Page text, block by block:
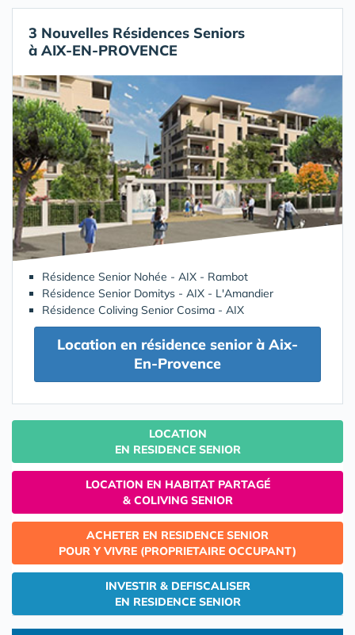
3 Nouvelles Résidences Seniors
à AIX-EN-PROVENCE
Résidence Senior Nohée - AIX - Rambot
Résidence Senior Domitys - AIX - L'Amandier
Résidence Coliving Senior Cosima - AIX
Location en résidence senior à Aix-
En-Provence
LOCATION
EN RESIDENCE SENIOR
LOCATION EN HABITAT PARTAGÉ
& COLIVING SENIOR
ACHETER EN RESIDENCE SENIOR
POUR Y VIVRE (PROPRIETAIRE OCCUPANT)
INVESTIR & DEFISCALISER
EN RESIDENCE SENIOR